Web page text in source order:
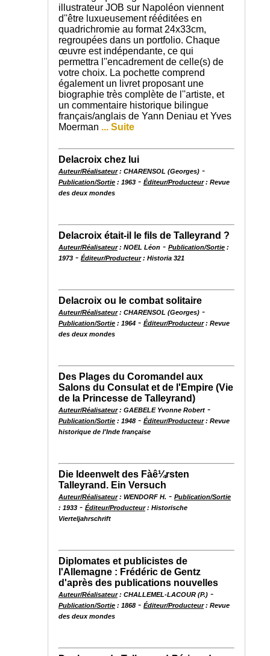
illustrateur JOB sur Napoléon viennent
d''être luxueusement rééditées en
quadrichromie au format 24x33cm,
regroupées dans un portfolio. Chaque
œuvre est indépendante, ce qui
permettra l''encadrement de celle(s) de
votre choix. La pochette comprend
également un livret proposant une
biographie très complète de l''artiste, et
un commentaire historique bilingue
français/anglais de Yann Deniau et Yves
Moerman ... Suite
Delacroix chez lui
Auteur/Réalisateur: CHARENSOL (Georges) -
Publication/Sortie : 1963 - Éditeur/Producteur: Revue
des deux mondes
Delacroix était-il le fils de Talleyrand ?
Auteur/Réalisateur: NOEL Léon - Publication/Sortie :
1973 - Éditeur/Producteur: Historia 321
Delacroix ou le combat solitaire
Auteur/Réalisateur: CHARENSOL (Georges) -
Publication/Sortie : 1964 - Éditeur/Producteur: Revue
des deux mondes
Des Plages du Coromandel aux
Salons du Consulat et de l'Empire (Vie
de la Princesse de Talleyrand)
Auteur/Réalisateur: GAEBELE Yvonne Robert -
Publication/Sortie : 1948 - Éditeur/Producteur: Revue
historique de l'Inde française
Die Ideenwelt des Fàê¼rsten
Talleyrand. Ein Versuch
Auteur/Réalisateur: WENDORF H. - Publication/Sortie
: 1933 - Éditeur/Producteur: Historische
Vierteljahrschrift
Diplomates et publicistes de
l'Allemagne : Frédéric de Gentz
d'après des publications nouvelles
Auteur/Réalisateur: CHALLEMEL-LACOUR (P.) -
Publication/Sortie : 1868 - Éditeur/Producteur: Revue
des deux mondes